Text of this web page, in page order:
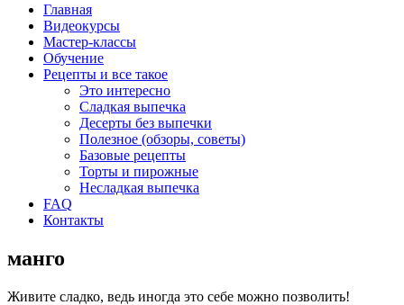
Главная
Видеокурсы
Мастер-классы
Обучение
Рецепты и все такое
Это интересно
Сладкая выпечка
Десерты без выпечки
Полезное (обзоры, советы)
Базовые рецепты
Торты и пирожные
Несладкая выпечка
FAQ
Контакты
манго
Живите сладко, ведь иногда это себе можно позволить!